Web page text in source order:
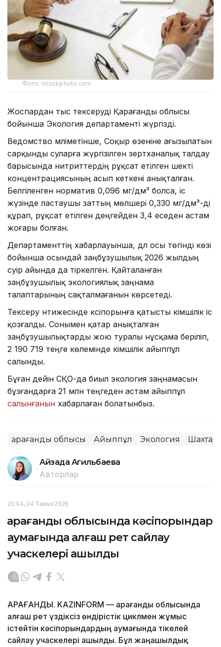
Фото: istockphoto.com
Жоспардан тыс тексеруді Қарағанды облысы
бойынша Экология департаменті жүргізді.
Ведомство мәліметінше, Соқыр өзеніне ағызылатын
сарқынды суларға жүргізілген зертханалық талдау
барысында нитриттердің рұқсат етілген шекті
концентрациясының асып кеткені анықталған.
Белгіленген норматив 0,096 мг/дм³ болса, іс
жүзінде ластаушы заттың мөлшері 0,330 мг/дм³-ді
құрап, рұқсат етілген деңгейден 3,4 еседен астам
жоғары болған.
Департаменттің хабарлауынша, дәл осы төгінді көзі
бойынша осындай заңбұзушылық 2026 жылдың
сәуір айында да тіркелген. Қайталанған
заңбұзушылық экологиялық заңнама
талаптарының сақталмағанын көрсетеді.
Тексеру нәтижесінде кәсіпорынға қатысты әкімшілік іс
қозғалды. Сонымен қатар анықталған
заңбұзушылықтарды жою туралы нұсқама беріліп,
2 190 719 теңге көлемінде әкімшілік айыппұл
салынды.
Бұған дейін СҚО-да биыл экология заңнамасын
бұзғандарға 21 млн теңгеден астам айыппұл
салынғанын хабарлаған болатынбыз.
Қарағанды облысы Айыппұл Экология Шахта
Айзада Агильбаева
Авторлар
20:04, 04 Тамыз 2026
Қарағанды облысында кәсіпорындар
аумағында алғаш рет сайлау
учаскелері ашылды
ҚАРАҒАНДЫ. KAZINFORM — Қарағанды облысында
алғаш рет үздіксіз өндірістік циклмен жұмыс
істейтін кәсіпорындардың аумағында тікелей
сайлау учаскелері ашылды. Бұл жаңашылдық